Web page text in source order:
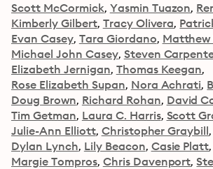
Scott McCormick Yasmin Tuazon
Kimberly Gilbert Tracy Olivera
Evan Casey Tara Giordano Matthew
Michael John Casey Steven
Elizabeth Jernigan Thomas Keegan
Rose Elizabeth Supan Nora Achrati
Doug Brown Richard Rohan David
Tim Getman Laura C. Harris Scott
Julie-Ann Elliott Christopher Graybill
Dylan Lynch Lily Beacon Casie Platt
Margie Tompros Chris Davenport